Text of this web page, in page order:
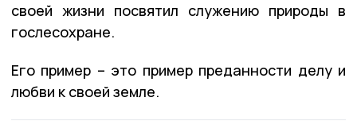
своей жизни посвятил служению природы в
гослесохране.
Его пример – это пример преданности делу и
любви к своей земле.